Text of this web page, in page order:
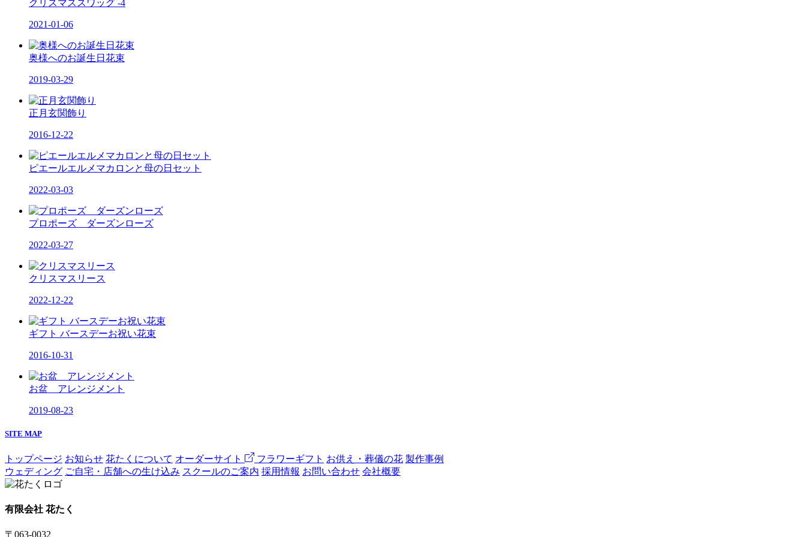
クリスマススワッグ -4
2021-01-06
奥様へのお誕生日花束
2019-03-29
正月玄関飾り
2016-12-22
ピエールエルメマカロンと母の日セット
2022-03-03
プロポーズ ダーズンローズ
2022-03-27
クリスマスリース
2022-12-22
ギフト バースデーお祝い花束
2016-10-31
お盆 アレンジメント
2019-08-23
SITE MAP
トップページ お知らせ 花たくについて オーダーサイト フラワーギフト お供え・葬儀の花 製作事例
ウェディング ご自宅・店舗への生け込み スクールのご案内 採用情報 お問い合わせ 会社概要
有限会社 花たく
〒063-0032